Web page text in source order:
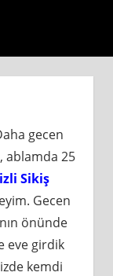
gecen
ablamda 25
Sikiş
Gecen
önünde
eve girdik
kemdi